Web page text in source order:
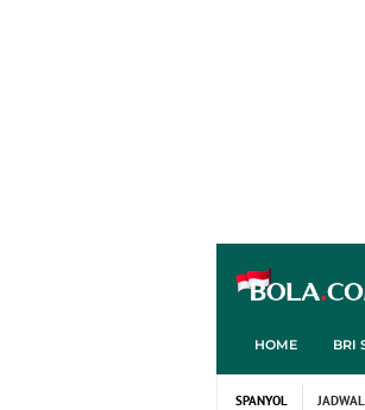
HOME BRI
SPANYOL JADWAL